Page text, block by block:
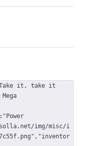
it, take it
img/misc/i